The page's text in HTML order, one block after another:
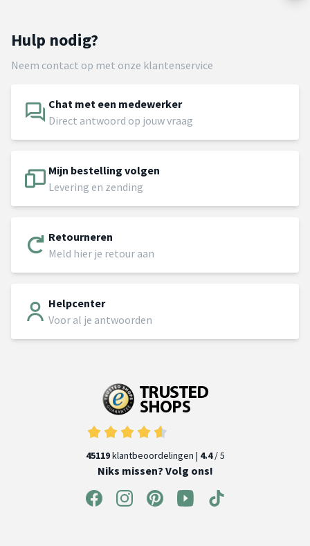
Hulp nodig?
Neem contact op met onze klantenservice
Chat met een medewerker
Direct antwoord op jouw vraag
Mijn bestelling volgen
Levering en zending
Retourneren
Meld hier je retour aan
Helpcenter
Voor al je antwoorden
45119klantbeoordelingen | 4.4/ 5
Niks missen? Volg ons!